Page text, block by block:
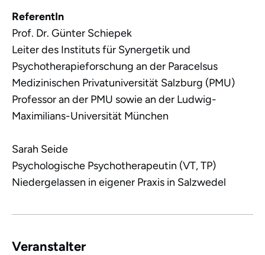
ReferentIn
Prof. Dr. Günter Schiepek
Leiter des Instituts für Synergetik und
Psychotherapieforschung an der Paracelsus
Medizinischen Privatuniversität Salzburg (PMU)
Professor an der PMU sowie an der Ludwig-
Maximilians-Universität München
Sarah Seide
Psychologische Psychotherapeutin (VT, TP)
Niedergelassen in eigener Praxis in Salzwedel
Veranstalter